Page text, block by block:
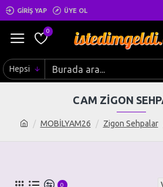
GIRIŞ YAP ÜYE OL
0
Hepsi
MOBİLYAM26 Zigon Sehpalar
CAM ZIGON
0